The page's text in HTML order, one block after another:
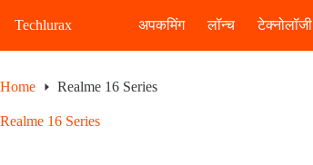
Techlurax अपकमिंग लॉन्च टेक्नोलॉजी
Home Realme 16 Series
Realme 16 Series